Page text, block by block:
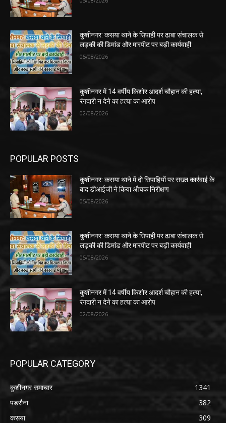
कुशीनगर: कसया थाने के सिपाही पर ढाबा संचालक से
लड़की की डिमांड और मारपीट पर बड़ी कार्यवाही
05/08/2026
कुशीनगर में 14 वर्षीय किशोर आदर्श चौहान की हत्या,
रंगदारी न देने का हत्या का आरोप
02/08/2026
POPULAR POSTS
कुशीनगर: कसया थाने में दो सिपाहियों पर सख्त कार्रवाई के
बाद डीआईजी ने किया औचक निरीक्षण
05/08/2026
कुशीनगर: कसया थाने के सिपाही पर ढाबा संचालक से
लड़की की डिमांड और मारपीट पर बड़ी कार्यवाही
05/08/2026
कुशीनगर में 14 वर्षीय किशोर आदर्श चौहान की हत्या,
रंगदारी न देने का हत्या का आरोप
02/08/2026
POPULAR CATEGORY
कुशीनगर समाचार
1341
पडरौना
382
कसया
309